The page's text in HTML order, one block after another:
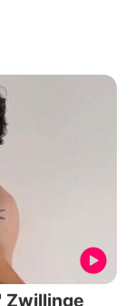
Zwillinge